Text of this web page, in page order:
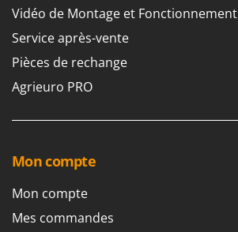
Vidéo de Montage et Fonctionnement
Service après-vente
Pièces de rechange
Agrieuro PRO
Mon compte
Mon compte
Mes commandes